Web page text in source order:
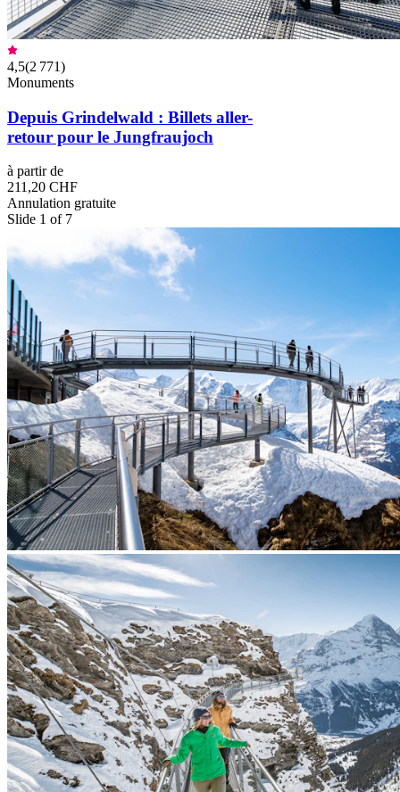
4,5(2 771)
Monuments
Depuis Grindelwald : Billets aller-
retour pour le Jungfraujoch
à partir de
211,20 CHF
Annulation gratuite
Slide 1 of 7